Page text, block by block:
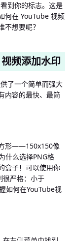
到你的标志。这是
何在 YouTube 视频
不想要呢？
频添加水印
了一个简单而强大
内容的最快、最简
形——150x150像
什么选择PNG格
盒子！可以使用你
很严格：小于
如何在YouTube视